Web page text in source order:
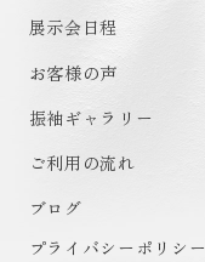
展示会日程
お客様の声
振袖ギャラリー
ご利用の流れ
ブログ
プライバシーポリシー